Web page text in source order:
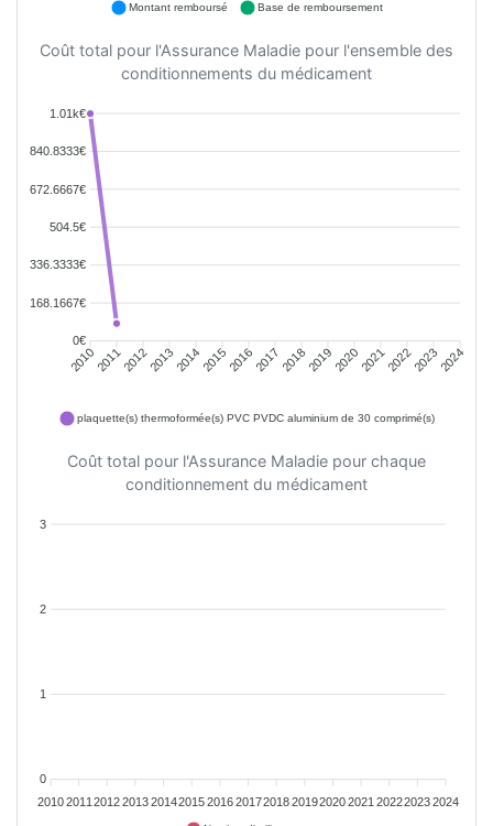
Montant remboursé Base de remboursement
Coût total pour l'Assurance Maladie pour l'ensemble des
conditionnements du médicament
1.01k€
840.8333€
672.6667€
504.5€
336.3333€
168.1667€
0€
201020112012201320142015201620172018201920202021202220232024
plaquette(s) thermoformée(s) PVC PVDC aluminium de 30 comprimé(s)
Coût total pour l'Assurance Maladie pour chaque
conditionnement du médicament
3
2
1
0
20102011 2012201320142015201620172018201920202021 202220232024